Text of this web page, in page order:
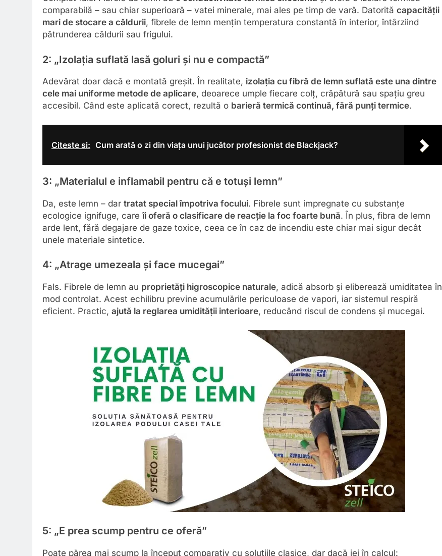
comparabilă – sau chiar superioară – vatei minerale, mai ales pe timp de vară. Datorită capacității
mari de stocare a căldurii, fibrele de lemn mențin temperatura constantă în interior, întârziind
pătrunderea căldurii sau frigului.
2: „Izolația suflată lasă goluri și nu e compactă”
Adevărat doar dacă e montată greșit. În realitate, izolația cu fibră de lemn suflată este una dintre
cele mai uniforme metode de aplicare, deoarece umple fiecare colț, crăpătură sau spațiu greu
accesibil. Când este aplicată corect, rezultă o barieră termică continuă, fără punți termice.
Citeste si: Cum arată o zi din viața unui jucător profesionist de Blackjack?
3: „Materialul e inflamabil pentru că e totuși lemn”
Da, este lemn – dar tratat special împotriva focului. Fibrele sunt impregnate cu substanțe
ecologice ignifuge, careîi oferă o clasificare de reacție la foc foarte bună. În plus, fibra de lemn
arde lent, fără degajare de gaze toxice, ceea ce în caz de incendiu este chiar mai sigur decât
unele materiale sintetice.
4: „Atrage umezeala și face mucegai”
Fals. Fibrele de lemn au proprietăți higroscopice naturale, adică absorb și eliberează umiditatea în
mod controlat. Acest echilibru previne acumulările periculoase de vapori, iar sistemul respiră
eficient. Practic, ajută la reglarea umidității interioare, reducând riscul de condens și mucegai.
5: „E prea scump pentru ce oferă”
Poate părea mai scump la început comparativ cu soluțiile clasice, dar dacă iei în calcul: